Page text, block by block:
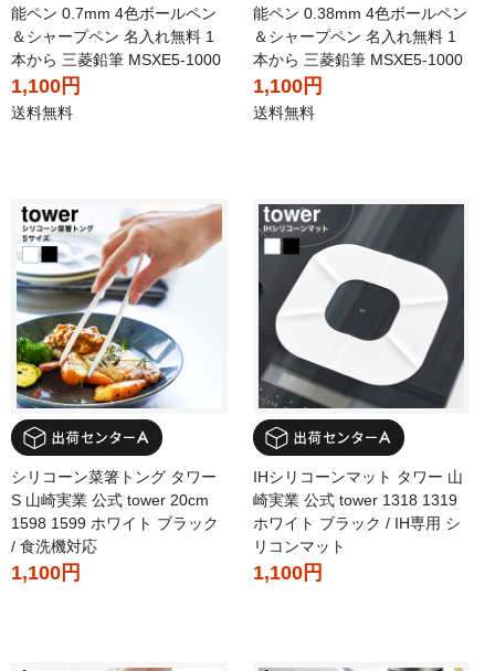
能ペン 0.7mm 4色ボールペン
＆シャープペン 名入れ無料 1
本から 三菱鉛筆 MSXE5-1000
1,100円
送料無料
能ペン 0.38mm 4色ボールペン
＆シャープペン 名入れ無料 1
本から 三菱鉛筆 MSXE5-1000
1,100円
送料無料
シリコーン菜箸トング タワー
S 山崎実業 公式 tower 20cm
1598 1599 ホワイト ブラック
/ 食洗機対応
1,100円
IHシリコーンマット タワー 山
崎実業 公式 tower 1318 1319
ホワイト ブラック / IH専用 シ
リコンマット
1,100円